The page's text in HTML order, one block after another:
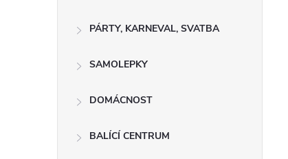
PÁRTY, KARNEVAL, SVATBA
SAMOLEPKY
DOMÁCNOST
BALÍCÍ CENTRUM